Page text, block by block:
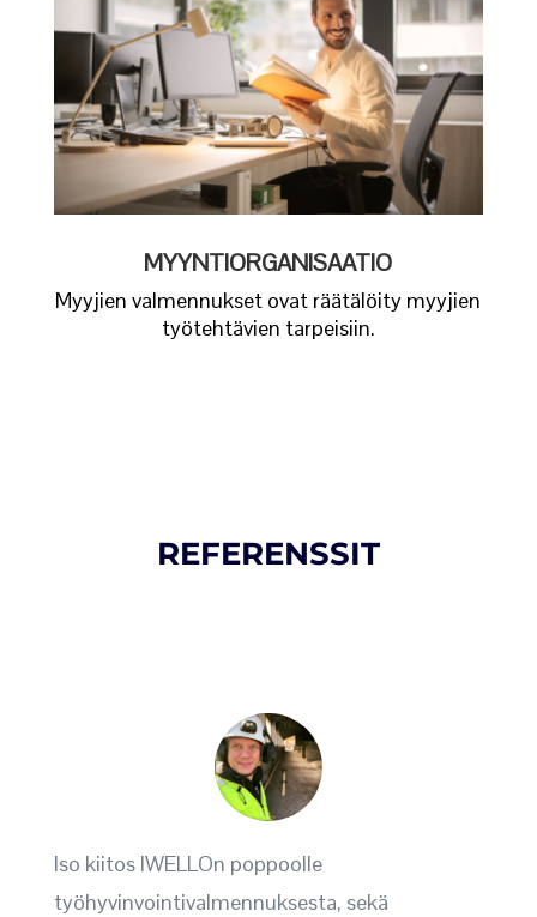
MYYNTIORGANISAATIO
Myyjien valmennukset ovat räätälöity myyjien
työtehtävien tarpeisiin.
REFERENSSIT
Iso kiitos IWELLOn poppoolle
työhyvinvointivalmennuksesta, sekä